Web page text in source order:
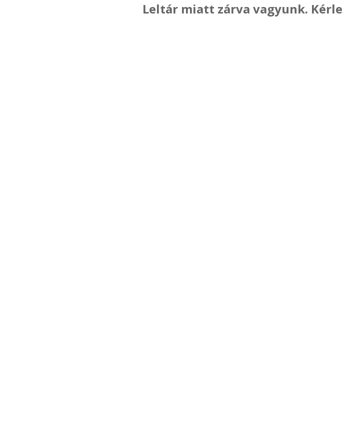
Leltár miatt zárva vagyunk.